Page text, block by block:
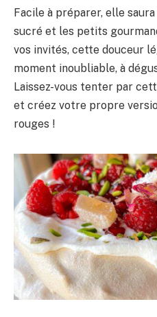
Facile à préparer, elle
sucré et les petits
vos invités, cette douceur
moment inoubliable, à
Laissez-vous tenter par
et créez votre propre
rouges !